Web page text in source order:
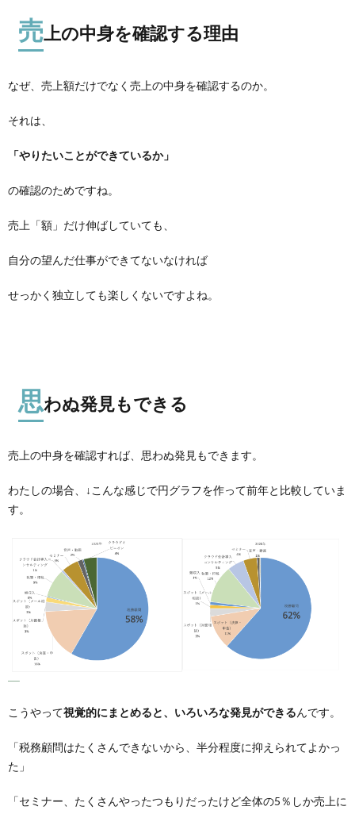
売上の中身を確認する理由
なぜ、売上額だけでなく売上の中身を確認するのか。
それは、
「やりたいことができているか」
の確認のためですね。
売上「額」だけ伸ばしていても、
自分の望んだ仕事ができてないなければ
せっかく独立しても楽しくないですよね。
思わぬ発見もできる
売上の中身を確認すれば、思わぬ発見もできます。
わたしの場合、↓こんな感じで円グラフを作って前年と比較していま
す。
こうやって視覚的にまとめると、いろいろな発見ができるんです。
「税務顧問はたくさんできないから、半分程度に抑えられてよかっ
た」
「セミナー、たくさんやったつもりだったけど全体の5％しか売上に